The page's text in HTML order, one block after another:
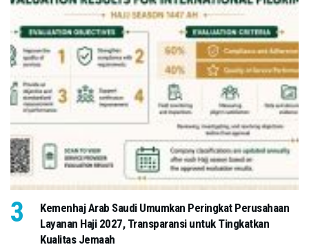
Kemenhaj Arab Saudi Umumkan Peringkat Perusahaan
Layanan Haji 2027, Transparansi untuk Tingkatkan
Kualitas Jemaah